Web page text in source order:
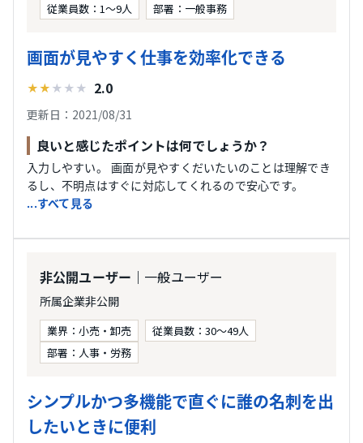
従業員数：1〜9人
部署：一般事務
画面が見やすく仕事を効率化できる
★★ ★ ★ ★ 2.0
更新日：2021/08/31
良いと感じたポイントは何でしょうか？
入力しやすい。 画面が見やすくだいたいのことは理解でき
るし、不明点はすぐに対応してくれるので安心です。
...すべて見る
非公開ユーザー ｜一般ユーザー
所属企業非公開
業界：小売・卸売
従業員数：30〜49人
部署：人事・労務
シンプルかつ多機能で直ぐに誰の名刺を出
したいときに便利